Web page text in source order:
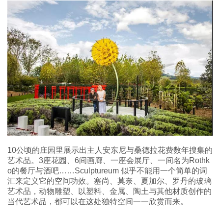
10公顷的庄园里展示出主人安东尼与桑德拉花费数年搜集的
艺术品。3座花园、6间画廊、一座会展厅、一间名为Rothk
o的餐厅与酒吧……Sculptureum 似乎不能用一个简单的词
汇来定义它的空间功效。塞尚、莫奈、夏加尔、罗丹的玻璃
艺术品，动物雕塑、以塑料、金属、陶土与其他材质创作的
当代艺术品，都可以在这处独特空间一一欣赏而来。